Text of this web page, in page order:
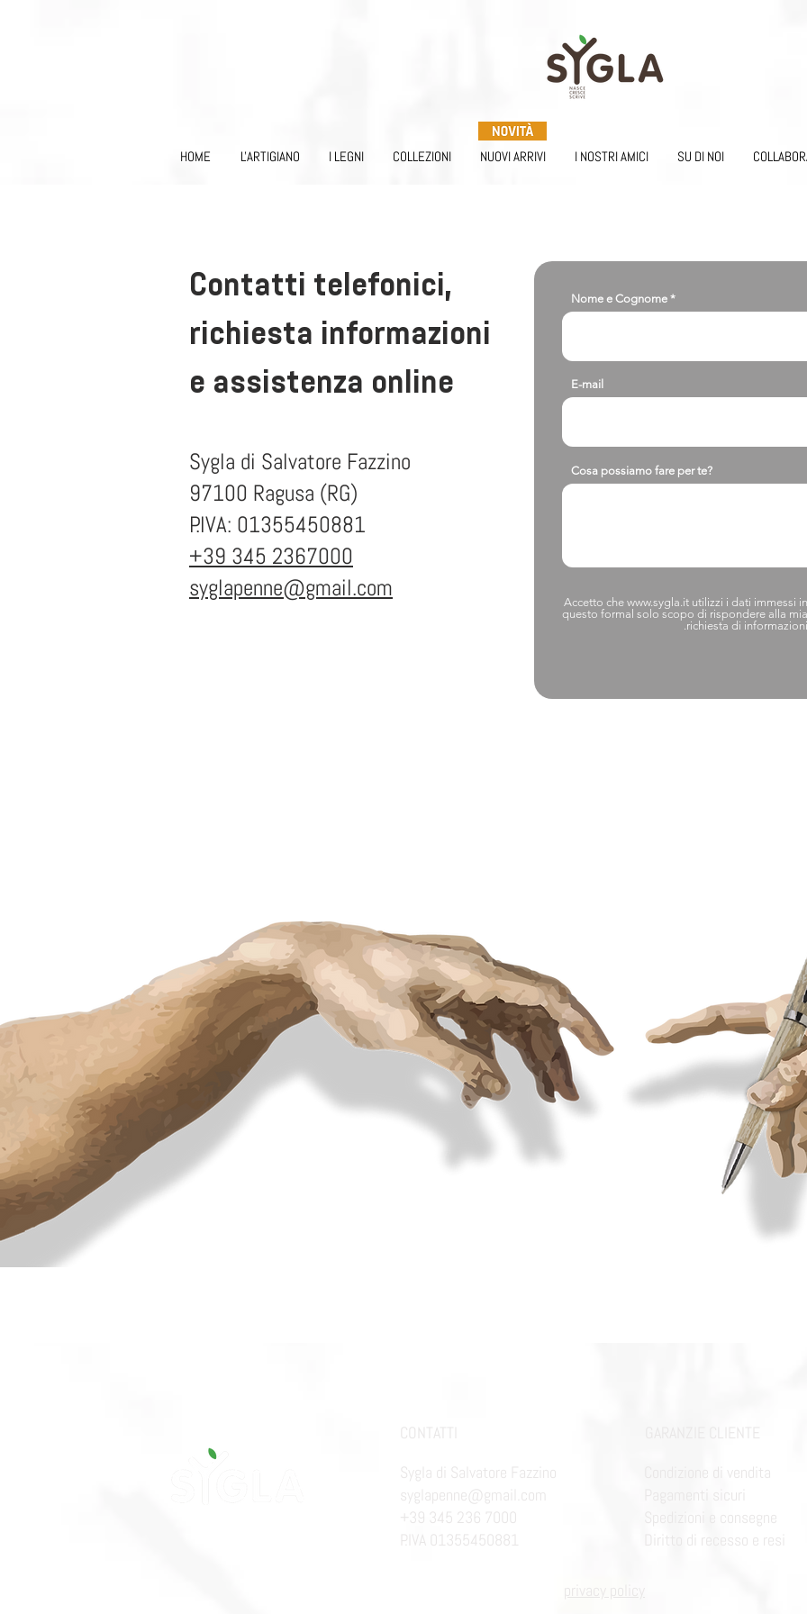
HOME L'ARTIGIANO I LEGNI COLLEZIONI NUOVI ARRIVI I NOSTRI AMICI SU DI NOI
Contatti telefonici,
richiesta informazioni
e assistenza online
Sygla di Salvatore Fazzino
97100 Ragusa (RG)
P.IVA: 01355450881
+39 345 2367000
syglapenne@gmail.com
Nome e Cognome
E-mail
Cosa possiamo fare per te?
Accetto che www.sygla.it utilizzi i dati immessi in
questo formal solo scopo di rispondere alla mia
richiesta di informazioni.
CONTATTI
Sygla di Salvatore Fazzino
syglapenne@gmail.com
+39 345 236 7000
P.IVA 01355450881
GARANZIE CLIENTE
Condizione di vendita
Pagamenti sicuri
Spedizioni e consegne
Diritto di recesso e resi
privacy policy